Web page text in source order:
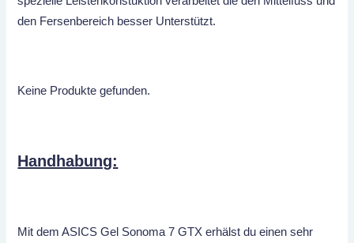
den Fersenbereich besser Unterstützt.
Keine Produkte gefunden.
Handhabung:
Mit dem ASICS Gel Sonoma 7 GTX erhälst du einen sehr